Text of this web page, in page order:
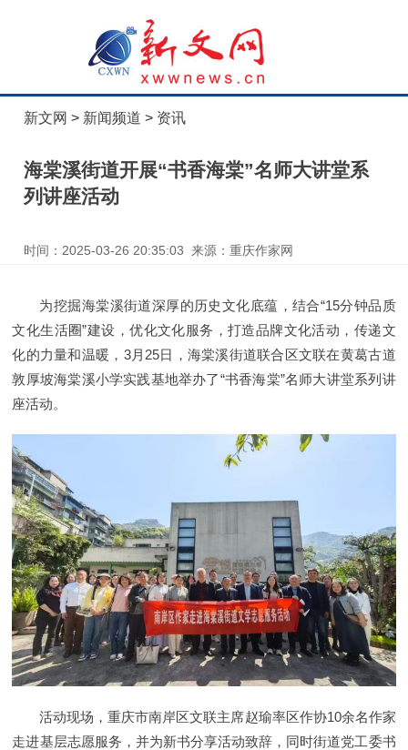
新文网 > 新闻频道 > 资讯
海棠溪街道开展“书香海棠”名师大讲堂系
列讲座活动
时间：2025-03-26 20:35:03 来源：重庆作家网
为挖掘海棠溪街道深厚的历史文化底蕴，结合“15分钟品质
文化生活圈”建设，优化文化服务，打造品牌文化活动，传递文
化的力量和温暖，3月25日，海棠溪街道联合区文联在黄葛古道
敦厚坡海棠溪小学实践基地举办了“书香海棠”名师大讲堂系列讲
座活动。
活动现场，重庆市南岸区文联主席赵瑜率区作协10余名作家
走进基层志愿服务，并为新书分享活动致辞，同时街道党工委书